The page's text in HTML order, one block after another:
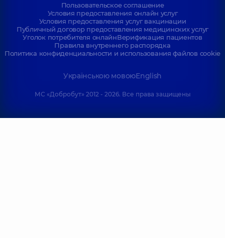
Пользовательское соглашение
Условия предоставления онлайн услуг
Условия предоставления услуг вакцинации
Публичный договор предоставления медицинских услуг
Уголок потребителя онлайнВерификация пациентов
Правила внутреннего распорядка
Политика конфиденциальности и использования файлов cookie
Українською мовоюEnglish
МС «Добробут» 2012 - 2026. Все права защищены